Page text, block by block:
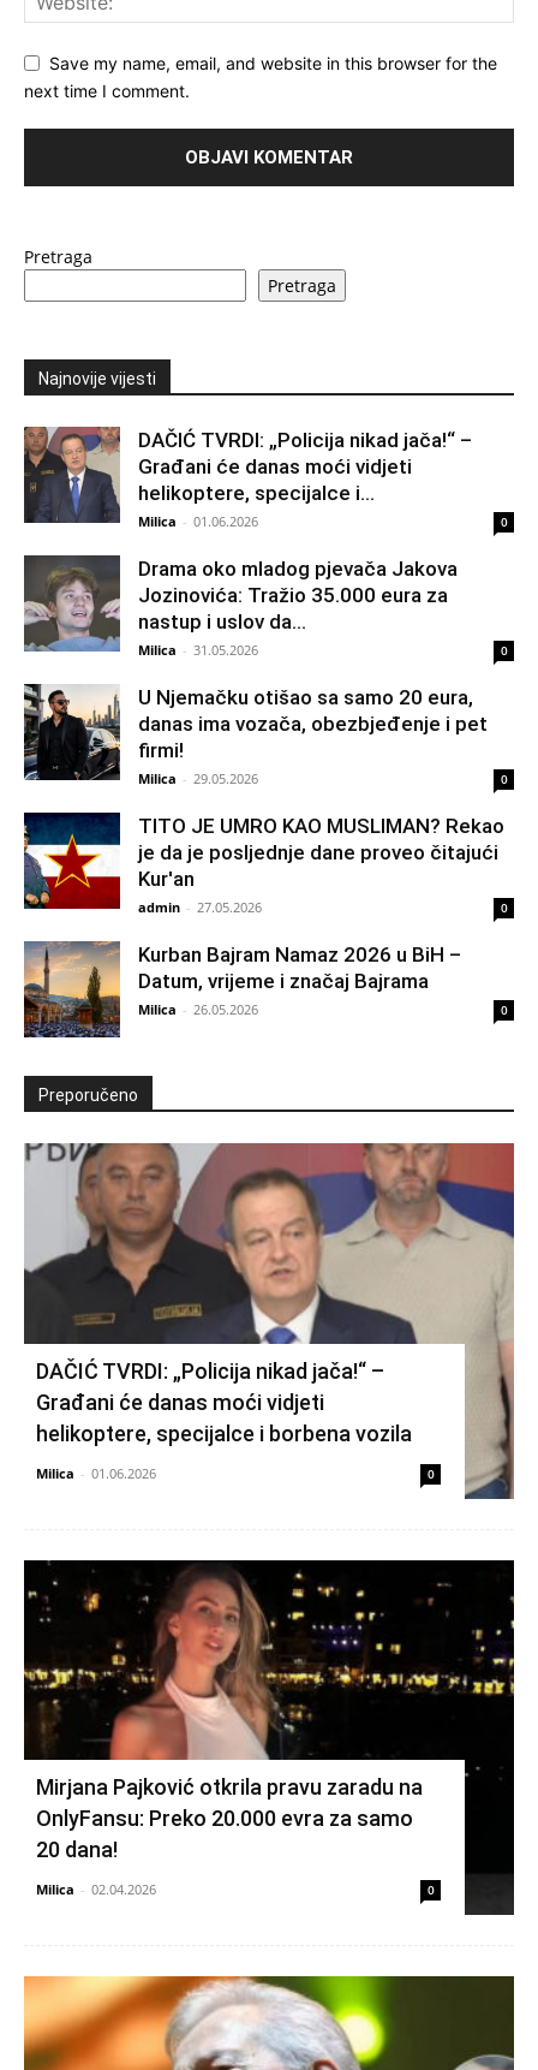
Save my name, email, and website in this browser for the
next time I comment.
Pretraga
Pretraga
Najnovije vijesti
DAČIĆ TVRDI: „Policija nikad jača!“ –
Građani će danas moći vidjeti
helikoptere, specijalce i...
Milica - 01.06.2026 0
Drama oko mladog pjevača Jakova
Jozinovića: Tražio 35.000 eura za
nastup i uslov da...
Milica - 31.05.2026 0
U Njemačku otišao sa samo 20 eura,
danas ima vozača, obezbjeđenje i pet
firmi!
Milica - 29.05.2026 0
TITO JE UMRO KAO MUSLIMAN? Rekao
je da je posljednje dane proveo čitajući
Kur'an
admin - 27.05.2026 0
Kurban Bajram Namaz 2026 u BiH –
Datum, vrijeme i značaj Bajrama
Milica - 26.05.2026 0
Preporučeno
DAČIĆ TVRDI: „Policija nikad jača!“ –
Građani će danas moći vidjeti
helikoptere, specijalce i borbena vozila
Milica - 01.06.2026 0
Mirjana Pajković otkrila pravu zaradu na
OnlyFansu: Preko 20.000 evra za samo
20 dana!
Milica - 02.04.2026 0